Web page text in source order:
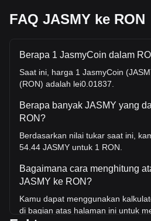
FAQ JASMY ke RON
Berapa 1 JasmyCoin dalam
Saat ini, harga 1 JasmyCoin
(RON) adalah lei0.01837.
Berapa banyak JASMY yang
RON?
Berdasarkan nilai tukar saat ini,
54.44 JASMY untuk 1 RON.
Bagaimana cara menghitung
JASMY ke RON?
Kamu dapat menggunakan
di bagian atas halaman ini untuk